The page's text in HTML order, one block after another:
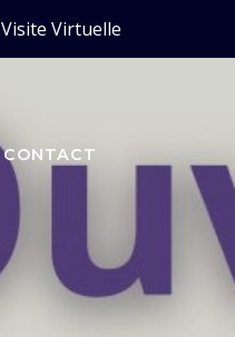
Visite Virtuelle
CONTACT